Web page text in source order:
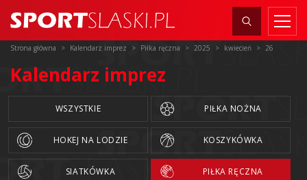
Strona główna Kalendarz imprez Piłka ręczna 2025 kwiecień 26
Kalendarz imprez
WSZYSTKIE PIŁKA NOŻNA
HOKEJ NA LODZIE KOSZYKÓWKA
SIATKÓWKA PIŁKA RĘCZNA